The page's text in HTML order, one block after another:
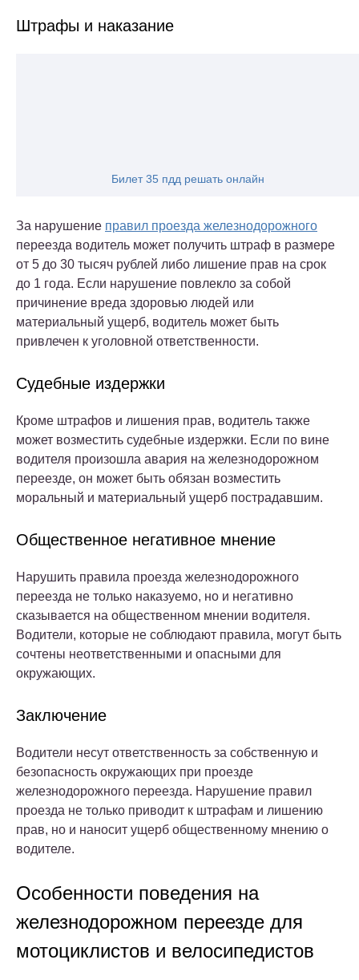
Штрафы и наказание
Билет 35 пдд решать онлайн
За нарушение правил проезда железнодорожного
переезда водитель может получить штраф в размере
от 5 до 30 тысяч рублей либо лишение прав на срок
до 1 года. Если нарушение повлекло за собой
причинение вреда здоровью людей или
материальный ущерб, водитель может быть
привлечен к уголовной ответственности.
Судебные издержки
Кроме штрафов и лишения прав, водитель также
может возместить судебные издержки. Если по вине
водителя произошла авария на железнодорожном
переезде, он может быть обязан возместить
моральный и материальный ущерб пострадавшим.
Общественное негативное мнение
Нарушить правила проезда железнодорожного
переезда не только наказуемо, но и негативно
сказывается на общественном мнении водителя.
Водители, которые не соблюдают правила, могут быть
сочтены неответственными и опасными для
окружающих.
Заключение
Водители несут ответственность за собственную и
безопасность окружающих при проезде
железнодорожного переезда. Нарушение правил
проезда не только приводит к штрафам и лишению
прав, но и наносит ущерб общественному мнению о
водителе.
Особенности поведения на
железнодорожном переезде для
мотоциклистов и велосипедистов